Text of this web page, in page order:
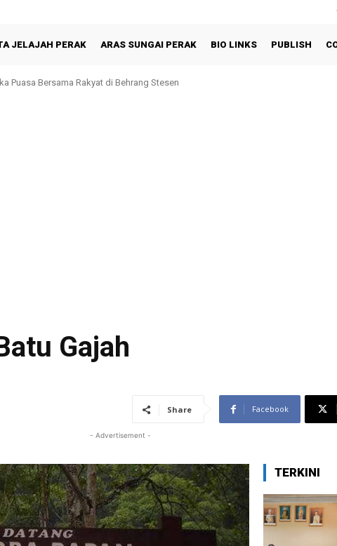
JELAJAH PERAK ARAS SUNGAI PERAK BIO LINKS PUBLISH
Kekal Ke Penjara: Rayuan Akhir Paul Yong Ditolak Mahkamah Persekutuan
Gajah
Share Facebook
- Advertisement -
TERKINI